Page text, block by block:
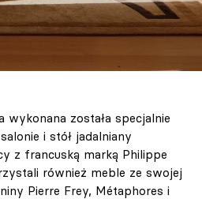
wykonana została specjalnie
i stół jadalniany
z francuską marką Philippe
również meble ze swojej
Pierre Frey, Métaphores i